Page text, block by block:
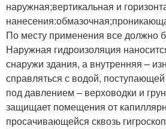
наружная;вертикальная и
По месту применения все должно
Наружная гидроизоляция
снаружи здания, а внутренняя –
справляться с водой,
под давлением – верховодки и
защищает помещения от
просачивающейся сквозь